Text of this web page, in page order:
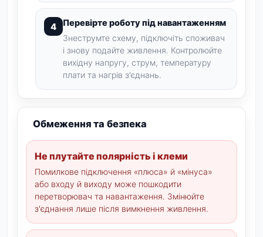
Перевірте роботу під навантаженням
Знеструмте схему, підключіть споживач
і знову подайте живлення. Контролюйте
вихідну напругу, струм, температуру
плати та нагрів з'єднань.
Обмеження та безпека
Не плутайте полярність і клеми
Помилкове підключення «плюса» й «мінуса»
або входу й виходу може пошкодити
перетворювач та навантаження. Змінюйте
з'єднання лише після вимкнення живлення.